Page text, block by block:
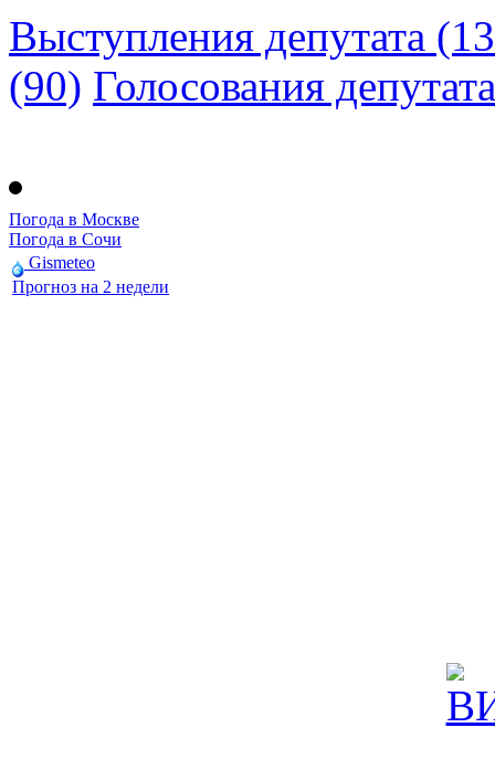
Выступления депутата
(90) Голосования депутата
Погода в Москве
Погода в Сочи
Gismeteo
Прогноз на 2 недели